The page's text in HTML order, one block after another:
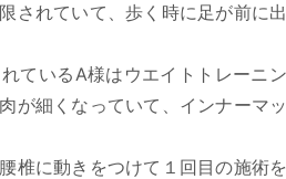
されていて、歩く時に足が前に
ているA様はウエイトトレーニ
が細くなっていて、インナーマ
椎に動きをつけて１回目の施術